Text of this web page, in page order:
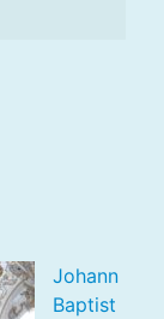
Johann
Baptist